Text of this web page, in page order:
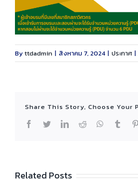
Byttdadmin | สิงหาคม 7, 2024 | ประกาศ |
Share This Story, Choose Your
Facebook
TwitterLinkedIn
Reddit WhatsApp
Related Posts